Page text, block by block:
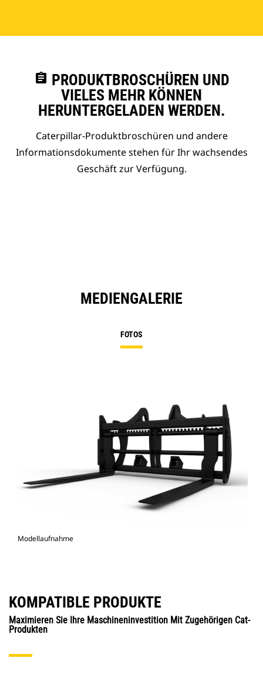
assignment PRODUKTBROSCHÜREN UND
VIELES MEHR KÖNNEN
HERUNTERGELADEN WERDEN.
Caterpillar-Produktbroschüren und andere
Informationsdokumente stehen für Ihr wachsendes
Geschäft zur Verfügung.
MEDIENGALERIE
FOTOS
Modellaufnahme
KOMPATIBLE PRODUKTE
Maximieren Sie Ihre Maschineninvestition Mit Zugehörigen Cat-
Produkten